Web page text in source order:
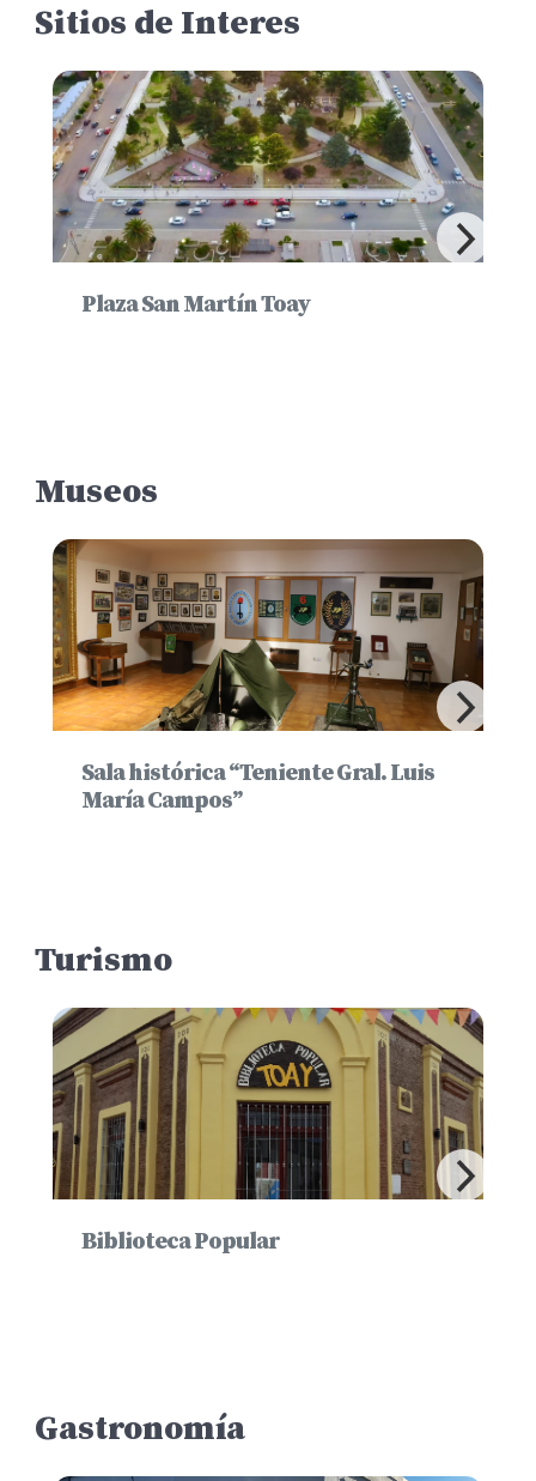
Sitios de Interes
Plaza San Martín Toay
Museos
Sala histórica “Teniente Gral. Luis
María Campos”
Turismo
Biblioteca Popular
Gastronomía